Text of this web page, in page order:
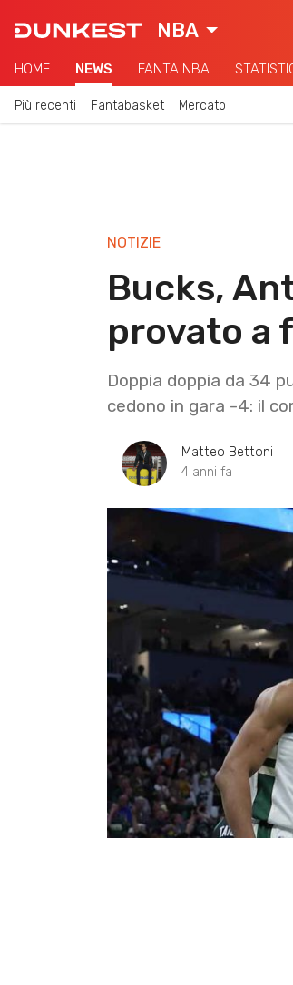
NBA
HOME NEWS FANTA NBA
Più recenti Fantabasket Mercato
NOTIZIE
Bucks,
provato a
Doppia doppia da 34
cedono in gara -4: il
Matteo Bettoni
4 anni fa